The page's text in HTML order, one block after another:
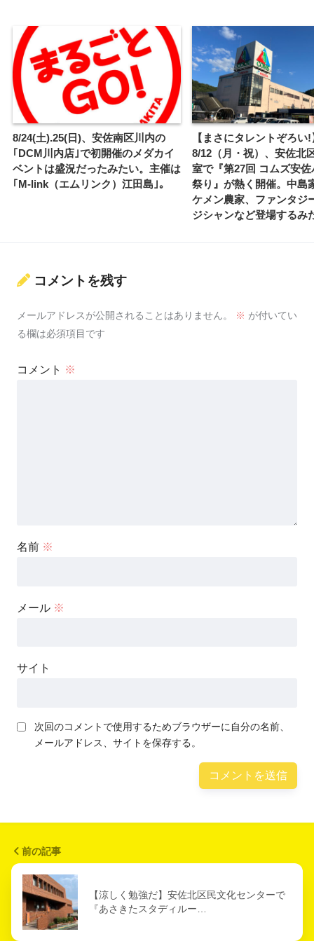
8/24(土).25(日)、安佐南区川内の
｢DCM川内店｣で初開催のメダカイ
ベントは盛況だったみたい。主催は
｢M-link（エムリンク）江田島｣。
【まさにタレントぞろい!
8/12（月・祝）、安佐北
室で『第27回 コムズ安
祭り』が熱く開催。中島
ケメン農家、ファンタジ
ジシャンなど登場するみ
コメントを残す
メールアドレスが公開されることはありません。 ※ が付いてい
る欄は必須項目です
コメント ※
名前 ※
メール ※
サイト
次回のコメントで使用するためブラウザーに自分の名前、
メールアドレス、サイトを保存する。
前の記事
【涼しく勉強だ】安佐北区民文化センターで
『あさきたスタディルー…